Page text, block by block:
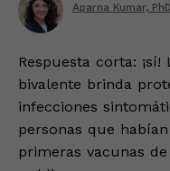
Aparna Kumar,
Respuesta corta:
bivalente brinda
infecciones
personas que
primeras vacunas de